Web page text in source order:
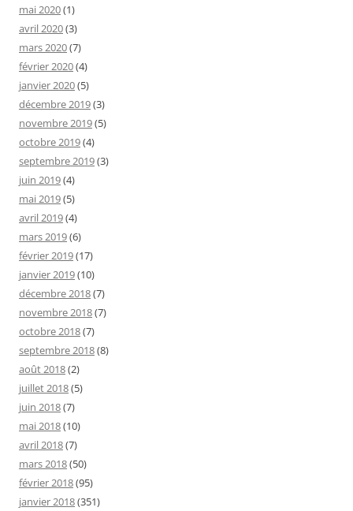
mai 2020(1)
avril 2020(3)
mars 2020(7)
février 2020(4)
janvier 2020(5)
décembre 2019(3)
novembre 2019(5)
octobre 2019(4)
septembre 2019(3)
juin 2019(4)
mai 2019(5)
avril 2019(4)
mars 2019(6)
février 2019(17)
janvier 2019(10)
décembre 2018(7)
novembre 2018(7)
octobre 2018(7)
septembre 2018(8)
août 2018(2)
juillet 2018(5)
juin 2018(7)
mai 2018(10)
avril 2018(7)
mars 2018(50)
février 2018(95)
janvier 2018(351)